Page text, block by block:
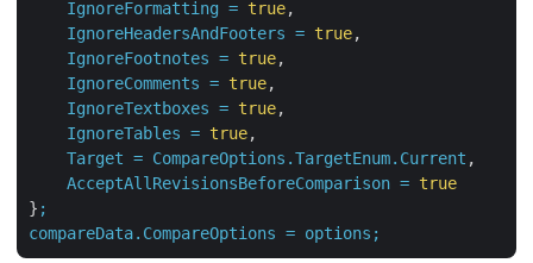
IgnoreFormatting = true,
IgnoreHeadersAndFooters = true,
IgnoreFootnotes = true,
IgnoreComments = true,
IgnoreTextboxes = true,
IgnoreTables = true,
Target = CompareOptions.TargetEnum.Current ,
AcceptAllRevisionsBeforeComparison = true
} ;
compareData.CompareOptions = options;